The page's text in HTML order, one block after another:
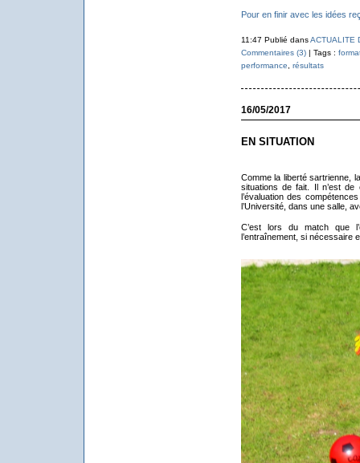
Pour en finir avec les idées
11:47 Publié dansACTUALITE
Commentaires (3)| Tags :
performance, résultats
16/05/2017
EN SITUATION
Comme la liberté sartrienne,
situations de fait. Il n’est de
l’évaluation des
l’Université, dans une salle,
C’est lors du match que
l’entraînement, si nécessaire